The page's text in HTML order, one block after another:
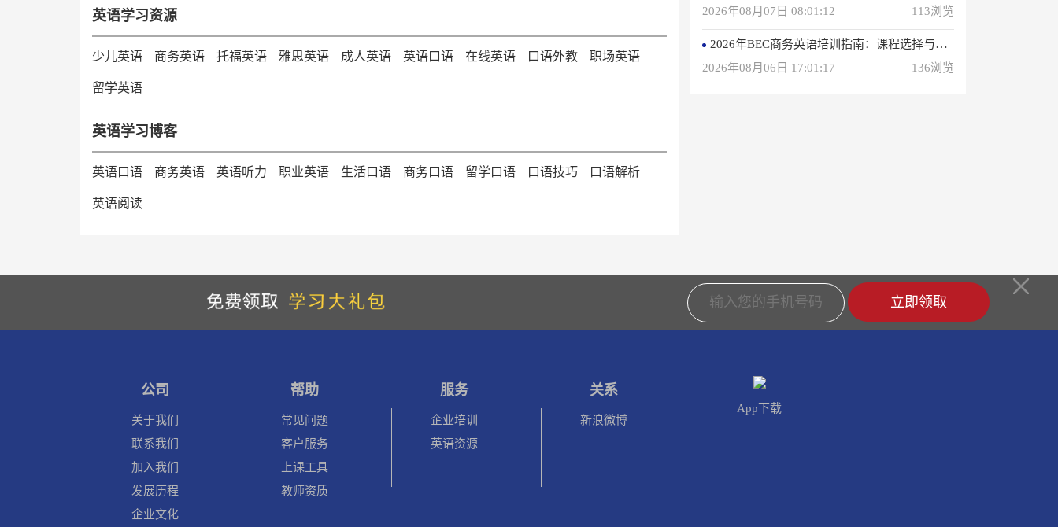
英语学习资源
少儿英语 商务英语 托福英语 雅思英语 成人英语 英语口语 在线英语 口语外教 职场英语
留学英语
英语学习博客
英语口语 商务英语 英语听力 职业英语 生活口语 商务口语 留学口语 口语技巧 口语解析
英语阅读
2026年08月07日 08:01:12
113浏览
2026年BEC商务英语培训指南：课程选择与优质机构推荐
2026年08月06日 17:01:17
136浏览
立即领取
公司
关于我们
联系我们
加入我们
发展历程
企业文化
帮助
常见问题
客户服务
上课工具
教师资质
服务
企业培训
英语资源
关系
新浪微博
App下载